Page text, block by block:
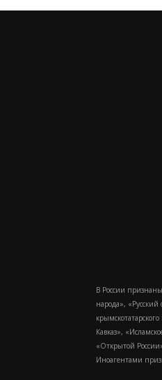
В России
народа»,
Кавказ»,
«Открытой
Иноагентами